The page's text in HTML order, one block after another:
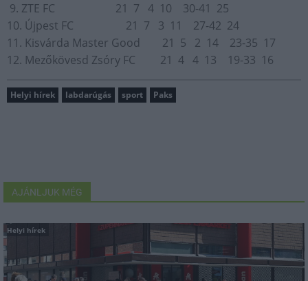
9. ZTE FC 21 7 4 10 30-41 25
10. Újpest FC 21 7 3 11 27-42 24
11. Kisvárda Master Good 21 5 2 14 23-35 17
12. Mezőkövesd Zsóry FC 21 4 4 13 19-33 16
Helyi hírek labdarúgás sport Paks
AJÁNLJUK MÉG
Helyi hírek